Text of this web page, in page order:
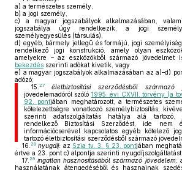
a) a természetes személy,
b) a jogi személy,
c) a magyar jogszabályok alkalmazásában,
jogszabálya úgy rendelkezik, a jogi
személyegyesülés (társulás),
d) egyéb, bármely jellegű és formájú, jogi
rendelkező jogi konstrukció, amely olyan
amelyekre – az eszközökből származó jövedelmet
bekezdés szerinti adókat kivetik, vagy
e) a magyar jogszabályok alkalmazásában az a)–d)
adózó;
15. 27 életbiztosítási szerződésből
jövedelemadóról szóló 1995. évi CXVII. törvény (a
92. pontjában meghatározott, a természetes
kötelezettségre vonatkozó személybiztosítás,
szerinti adatszolgáltatás hatálya alá tartozó,
rendelkező Biztosítási Szerződést, ide
információcserével kapcsolatos egyéb kötelező
tartozó életbiztosítási szerződésből származó
16. 28 nyugdíj: az Szja tv. 3. § 23. pontjában
értve a 23. pont c) alpontja szerinti
17. 29 ingatlan hasznosításából származó jövedelem:
használatának átengedéséből és hasznainak